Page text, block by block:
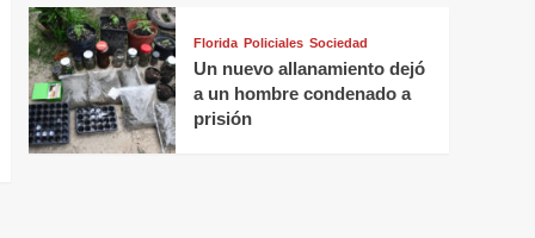
Florida Policiales Sociedad
Un nuevo allanamiento dejó
a un hombre condenado a
prisión